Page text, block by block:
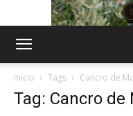
Início Tags Cancro de
Tag: Cancro de